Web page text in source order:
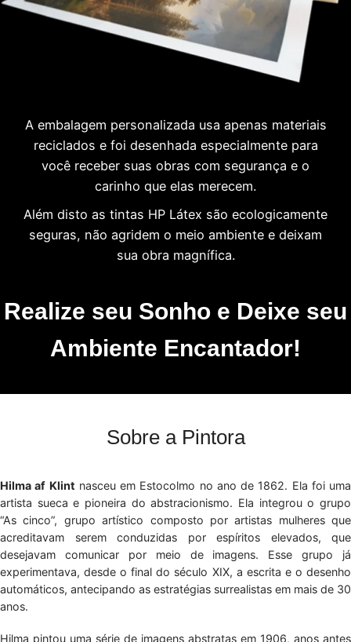
A embalagem personalizada usa apenas materiais
reciclados e foi desenhada especialmente para
você receber suas obras com segurança e o
carinho que elas merecem.
Além disto as tintas HP Látex são ecologicamente
seguras, não agridem o meio ambiente e deixam
sua obra magnífica.
Realize seu Sonho e Deixe seu
Ambiente Encantador!
Sobre a Pintora
Hilma af Klint nasceu em Estocolmo no ano de 1862. Ela foi uma
artista sueca e pioneira do abstracionismo. Ela integrou o grupo
“As cinco”, grupo artístico composto por artistas mulheres que
acreditavam serem conduzidas por espíritos elevados, que
desejavam comunicar por meio de imagens. Esse grupo já
experimentava, desde o final do século XIX, a escrita e o desenho
automáticos, antecipando as estratégias surrealistas em mais de 30
anos.
Hilma pintou uma série de imagens abstratas em 1906, anos antes